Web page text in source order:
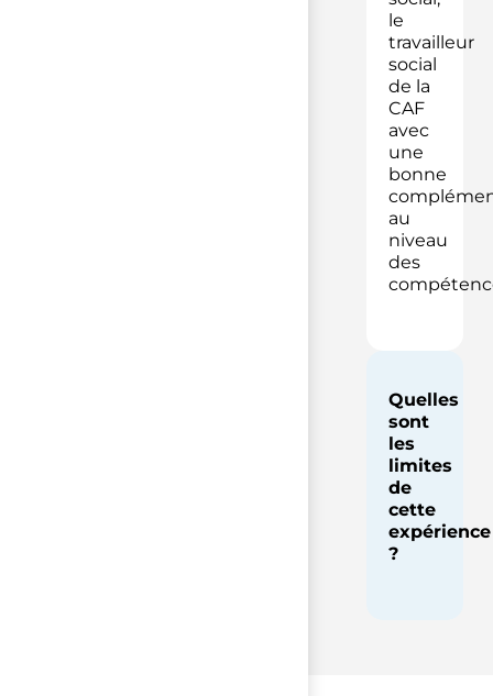
le
travailleur
social
de la
CAF
avec
une
bonne
au
niveau
des
Quelles
sont
les
limites
de
cette
expérience
?